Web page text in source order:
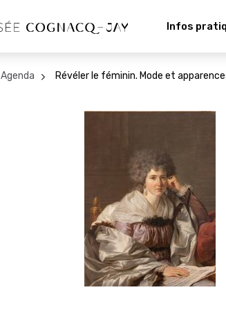
Infos
Agenda Révéler le féminin. Mode et